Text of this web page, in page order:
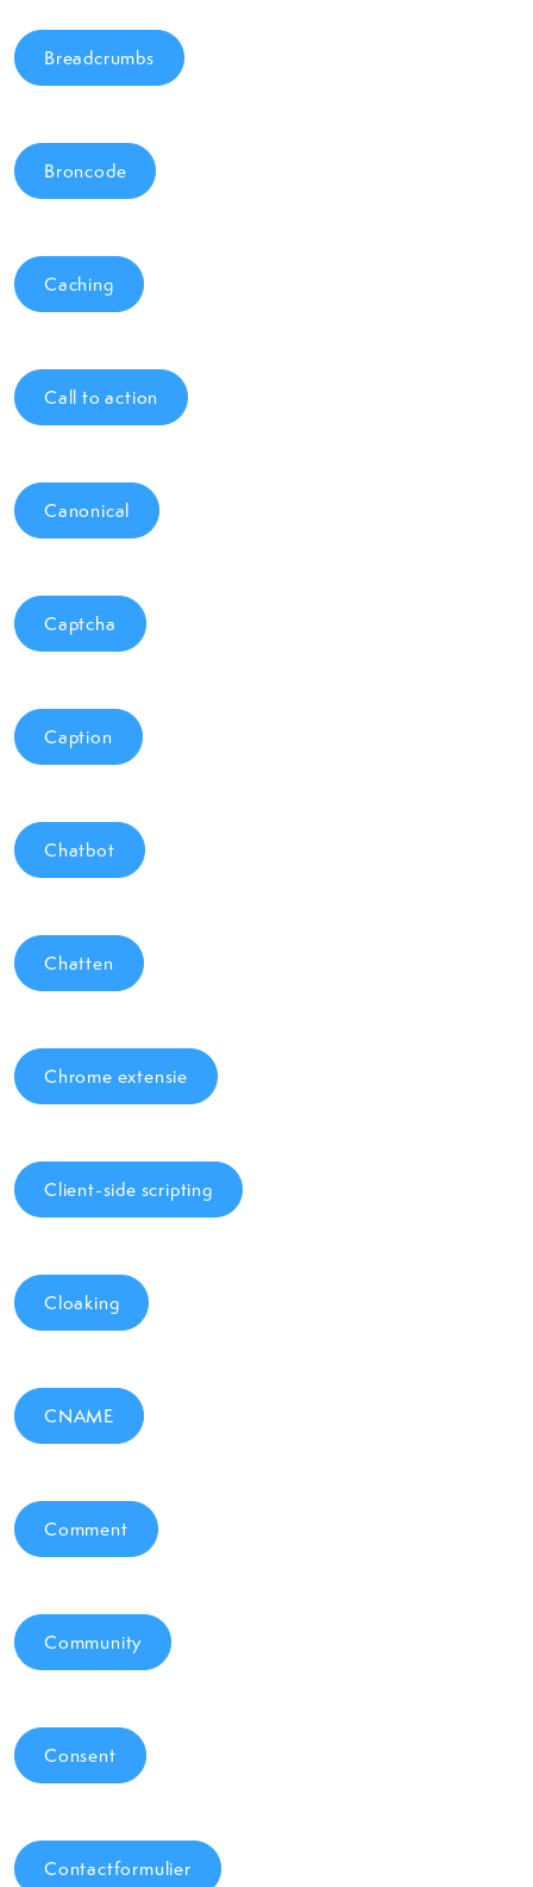
Breadcrumbs
Broncode
Caching
Call to action
Canonical
Captcha
Caption
Chatbot
Chatten
Chrome extensie
Client-side scripting
Cloaking
CNAME
Comment
Community
Consent
Contactformulier